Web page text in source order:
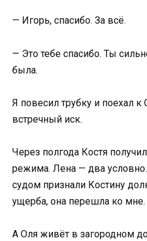
— Игорь, спасибо. За всё.
— Это тебе спасибо. Ты
была.
Я повесил трубку и поехал
встречный иск.
Через полгода Костя
режима. Лена — два
судом признали Костину
ущерба, она перешла ко мне.
А Оля живёт в загородном